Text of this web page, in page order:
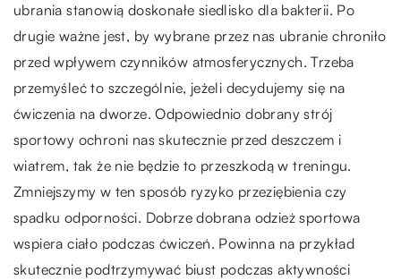
ubrania stanowią doskonałe siedlisko dla bakterii. Po
drugie ważne jest, by wybrane przez nas ubranie chroniło
przed wpływem czynników atmosferycznych. Trzeba
przemyśleć to szczególnie, jeżeli decydujemy się na
ćwiczenia na dworze. Odpowiednio dobrany strój
sportowy ochroni nas skutecznie przed deszczem i
wiatrem, tak że nie będzie to przeszkodą w treningu.
Zmniejszymy w ten sposób ryzyko przeziębienia czy
spadku odporności. Dobrze dobrana odzież sportowa
wspiera ciało podczas ćwiczeń. Powinna na przykład
skutecznie podtrzymywać biust podczas aktywności